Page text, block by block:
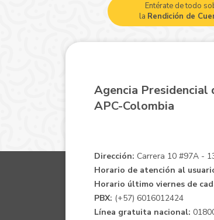
Entérate de todo
la Rendición de
Agencia Presidencial
APC-Colombia
Dirección: Carrera 10 #97A -
Horario de atención al
Horario último viernes de
PBX: (+57) 6016012424
Línea gratuita nacional: